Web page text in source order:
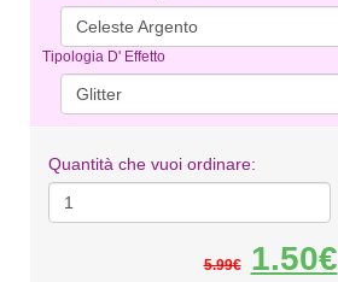
Celeste Argento
Tipologia D' Effetto
Glitter
Quantità che vuoi ordinare:
5.99€
1.50€